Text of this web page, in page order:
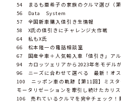
54 まるも亜希子の家族のクルマ選び（
56 Data System
57 全国新車購入値引き生情報
58 X氏の値引きにチャレンジ大作戦
64 私もX氏
66 松本隆一の電話相談室
67 国産全車＋人気輸入車「値引き」ア
94 カロッツェリアから2023年冬モデル
96 ニーズに合わせて選べる 最新！オス
100 ニッポン車の軌跡【第11回】ミス
モータリゼーションを牽引し続けたカリス
106 売れているクルマを完全チェック！